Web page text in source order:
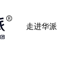
走进华派